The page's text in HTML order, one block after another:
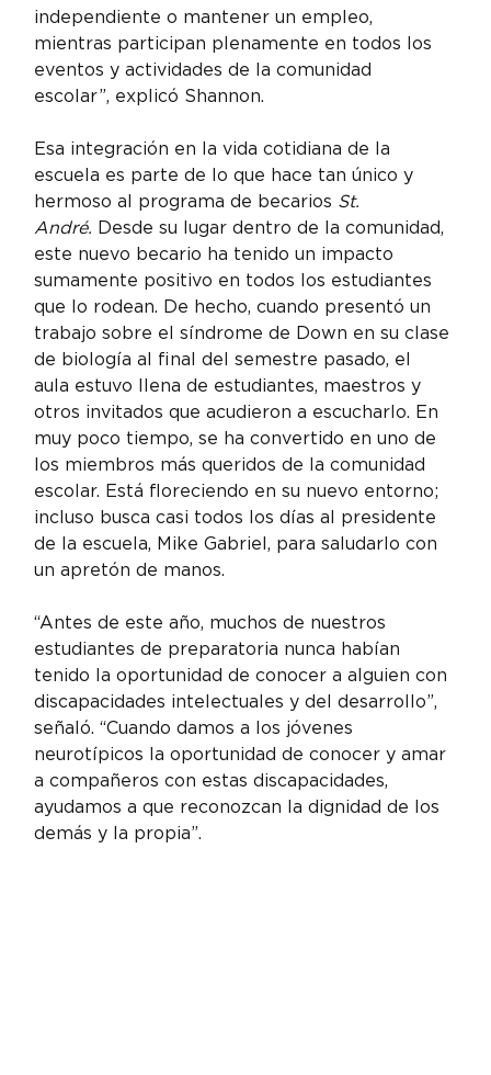
independiente o mantener un empleo,
mientras participan plenamente en todos los
eventos y actividades de la comunidad
escolar”, explicó Shannon.
Esa integración en la vida cotidiana de la
escuela es parte de lo que hace tan único y
hermoso al programa de becarios St.
André. Desde su lugar dentro de la comunidad,
este nuevo becario ha tenido un impacto
sumamente positivo en todos los estudiantes
que lo rodean. De hecho, cuando presentó un
trabajo sobre el síndrome de Down en su clase
de biología al final del semestre pasado, el
aula estuvo llena de estudiantes, maestros y
otros invitados que acudieron a escucharlo. En
muy poco tiempo, se ha convertido en uno de
los miembros más queridos de la comunidad
escolar. Está floreciendo en su nuevo entorno;
incluso busca casi todos los días al presidente
de la escuela, Mike Gabriel, para saludarlo con
un apretón de manos.
“Antes de este año, muchos de nuestros
estudiantes de preparatoria nunca habían
tenido la oportunidad de conocer a alguien con
discapacidades intelectuales y del desarrollo”,
señaló. “Cuando damos a los jóvenes
neurotípicos la oportunidad de conocer y amar
a compañeros con estas discapacidades,
ayudamos a que reconozcan la dignidad de los
demás y la propia”.